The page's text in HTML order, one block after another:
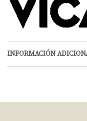
INFORMACIÓN